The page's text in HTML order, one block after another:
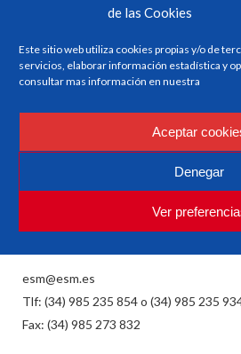
de las Cookies
Este sitio web utiliza cookies propias y/o de
servicios, elaborar información estadística y
consultar mas información en nuestra
Aceptar
Denegar
Ver
ESM
Investigación y
Humanos
esm@esm.es
Tlf: (34) 985 235 854 o (34) 985 235
Fax: (34) 985 273 832